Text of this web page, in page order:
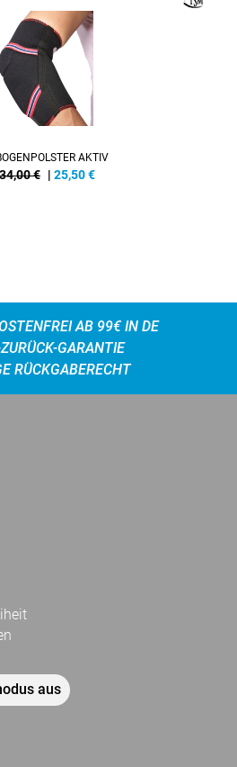
AKTIV
€ | 25,50€
AB 99€ IN DE
GARANTIE
RÜCKGABERECHT
aus